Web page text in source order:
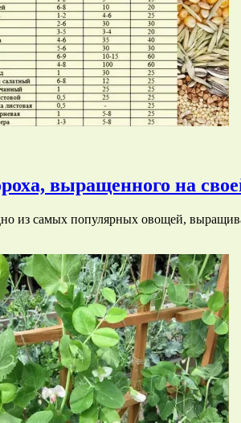
выращенного на
из самых популярных овощей,